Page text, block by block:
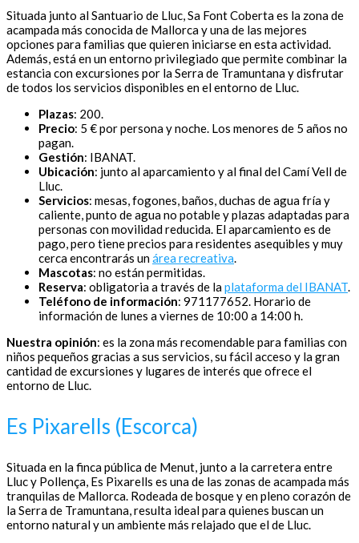
Situada junto al Santuario de Lluc, Sa Font Coberta es la zona de
acampada más conocida de Mallorca y una de las mejores
opciones para familias que quieren iniciarse en esta actividad.
Además, está en un entorno privilegiado que permite combinar la
estancia con excursiones por la Serra de Tramuntana y disfrutar
de todos los servicios disponibles en el entorno de Lluc.
Plazas: 200.
Precio: 5 € por persona y noche. Los menores de 5 años no
pagan.
Gestión: IBANAT.
Ubicación: junto al aparcamiento y al final del Camí Vell de
Lluc.
Servicios: mesas, fogones, baños, duchas de agua fría y
caliente, punto de agua no potable y plazas adaptadas para
personas con movilidad reducida. El aparcamiento es de
pago, pero tiene precios para residentes asequibles y muy
cerca encontrarás unárea recreativa.
Mascotas: no están permitidas.
Reserva: obligatoria a través de laplataforma del IBANAT.
Teléfono de información: 971177652. Horario de
información de lunes a viernes de 10:00 a 14:00 h.
Nuestra opinión: es la zona más recomendable para familias con
niños pequeños gracias a sus servicios, su fácil acceso y la gran
cantidad de excursiones y lugares de interés que ofrece el
entorno de Lluc.
Es Pixarells (Escorca)
Situada en la finca pública de Menut, junto a la carretera entre
Lluc y Pollença, Es Pixarells es una de las zonas de acampada más
tranquilas de Mallorca. Rodeada de bosque y en pleno corazón de
la Serra de Tramuntana, resulta ideal para quienes buscan un
entorno natural y un ambiente más relajado que el de Lluc.